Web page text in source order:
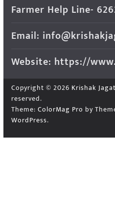
Farmer Help Line-
Email:
Website: https://
Copyright © 2026 Krishak
reserved.
Theme: ColorMag Pro by
WordPress.